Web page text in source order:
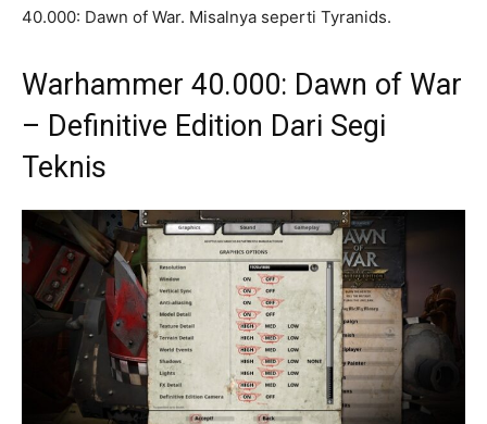
40.000: Dawn of War. Misalnya seperti Tyranids.
Warhammer 40.000: Dawn of War
– Definitive Edition Dari Segi
Teknis